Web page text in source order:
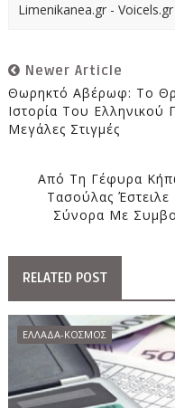
Limenikanea.gr -
Newer Article
Θωρηκτό Αβέρωφ: Το
Ιστορία Του Ελληνικού
Μεγάλες Στιγμές
Από Τη Γέφυρα
Τασούλας
Σύνορα Με
RELATED POST
ΕΛΛΑΔΑ-ΚΟΣΜΟΣ